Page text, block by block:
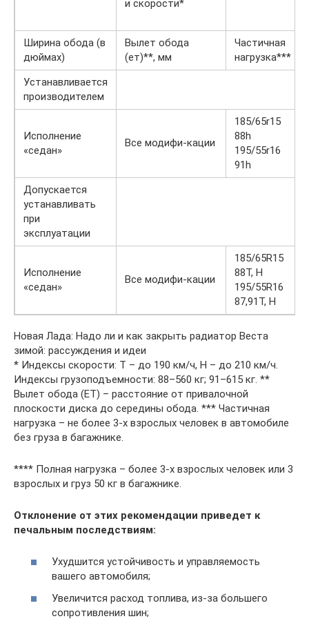
и скорости*
Ширина обода (в
дюймах)
Вылет обода
(ет)**, мм
Частичная
нагрузка***
Устанавливается
производителем
Исполнение
«седан»
Все модифи-кации
185/65r15
88h
195/55r16
91h
Допускается
устанавливать
при
эксплуатации
Исполнение
«седан»
Все модифи-кации
185/65R15
88T, H
195/55R16
87,91T, H
Новая Лада: Надо ли и как закрыть радиатор Веста
зимой: рассуждения и идеи
* Индексы скорости: T – до 190 км/ч, H – до 210 км/ч.
Индексы грузоподъемности: 88–560 кг; 91–615 кг. **
Вылет обода (ЕТ) – расстояние от привалочной
плоскости диска до середины обода. *** Частичная
нагрузка – не более 3-х взрослых человек в автомобиле
без груза в багажнике.
**** Полная нагрузка – более 3-х взрослых человек или 3
взрослых и груз 50 кг в багажнике.
Отклонение от этих рекомендации приведет к
печальным последствиям:
Ухудшится устойчивость и управляемость
вашего автомобиля;
Увеличится расход топлива, из-за большего
сопротивления шин;